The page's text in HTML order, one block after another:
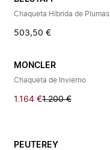
Chaqueta Híbrida de Plumas
503,50 €
MONCLER
Chaqueta de Invierno
1.164 €1.200 €
PEUTEREY